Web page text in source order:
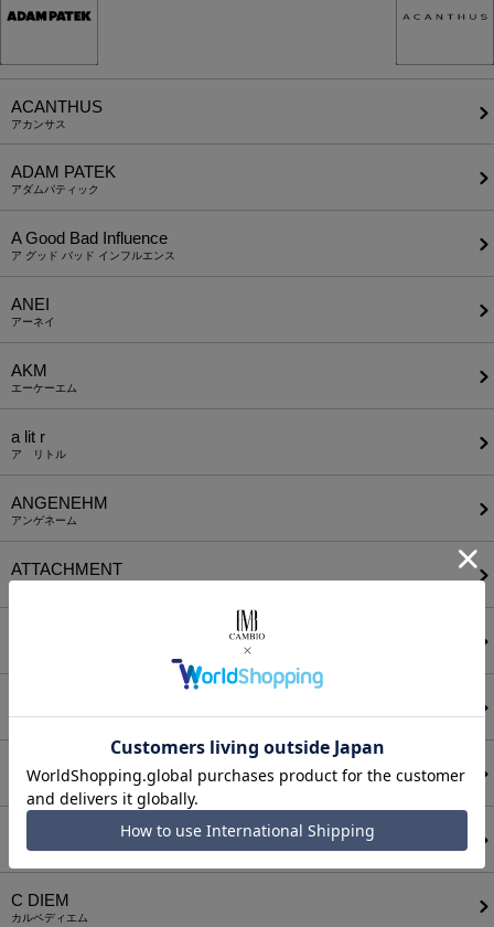
ACANTHUS
アカンサス
ADAM PATEK
アダムパティック
A Good Bad Influence
ア グッド バッド インフルエンス
ANEI
アーネイ
AKM
エーケーエム
a lit r
ア リトル
ANGENEHM
アンゲネーム
ATTACHMENT
ボディソング
CALL&RESPONSE
コールアンドレスポンス
カンビオ
C DIEM
カルペディエム